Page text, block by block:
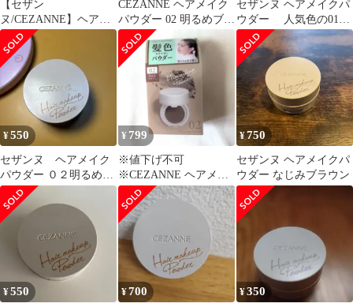
【セザン
ヌ/CEZANNE】ヘアメ
イクパウダー なじみブ
ラウン
CEZANNE ヘアメイク
パウダー 02 明るめブラ
ウン セザンヌ
セザンヌ ヘアメイクパ
ウダー 人気色の01な
じみブラウン（4.0g）
¥550
セザンヌ ヘアメイク
パウダー ０２明るめブ
ラウン
¥ 799
※値下げ不可
※CEZANNE ヘアメイ
クパウダー 02 明るめブ
ラウン セザンヌ
¥750
セザンヌ ヘアメイクパ
ウダー なじみブラウン
¥550 ¥700 ¥350